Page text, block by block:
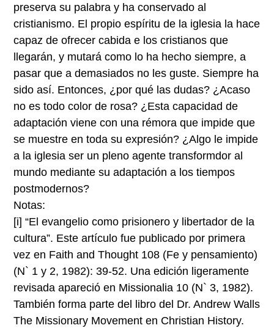
preserva su palabra y ha conservado al
cristianismo. El propio espíritu de la iglesia la hace
capaz de ofrecer cabida e los cristianos que
llegarán, y mutará como lo ha hecho siempre, a
pasar que a demasiados no les guste. Siempre ha
sido así. Entonces, ¿por qué las dudas? ¿Acaso
no es todo color de rosa? ¿Esta capacidad de
adaptación viene con una rémora que impide que
se muestre en toda su expresión? ¿Algo le impide
a la iglesia ser un pleno agente transformdor al
mundo mediante su adaptación a los tiempos
postmodernos?
Notas:
[i] “El evangelio como prisionero y libertador de la
cultura”. Este artículo fue publicado por primera
vez en Faith and Thought 108 (Fe y pensamiento)
(N` 1 y 2, 1982): 39-52. Una edición ligeramente
revisada apareció en Missionalia 10 (N` 3, 1982).
También forma parte del libro del Dr. Andrew Walls
The Missionary Movement en Christian History.